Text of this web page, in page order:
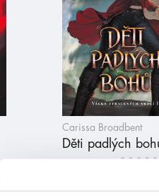
Carissa Broadbent
Děti padlých